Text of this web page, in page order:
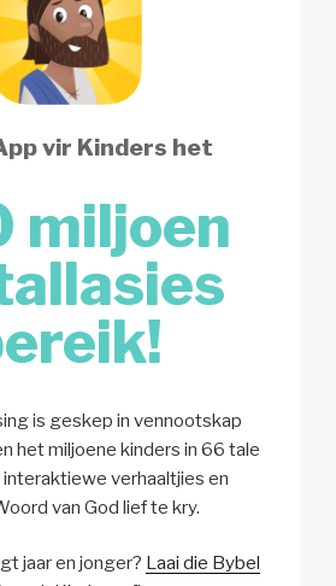
vir Kinders het
miljoen
is geskep in vennootskap
het miljoene kinders in 66 tale
verhaaltjies en
van God lief te kry.
jaar en jonger? Laai die Bybel